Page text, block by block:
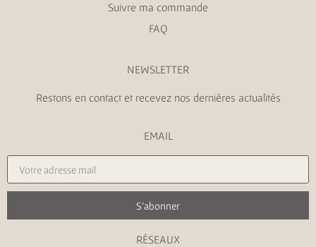
Suivre ma commande
FAQ
NEWSLETTER
Restons en contact et recevez nos dernières actualités
EMAIL
S'abonner
RÉSEAUX